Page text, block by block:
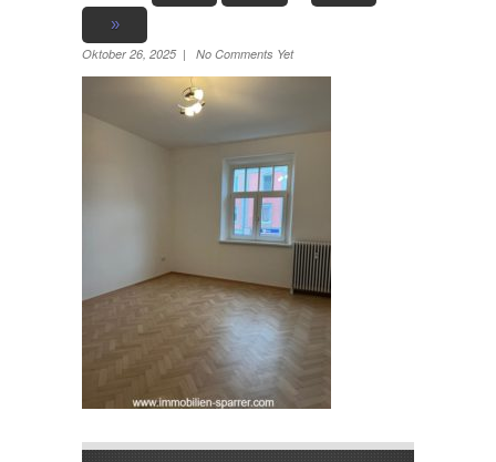
»
Oktober 26, 2025 | No Comments Yet